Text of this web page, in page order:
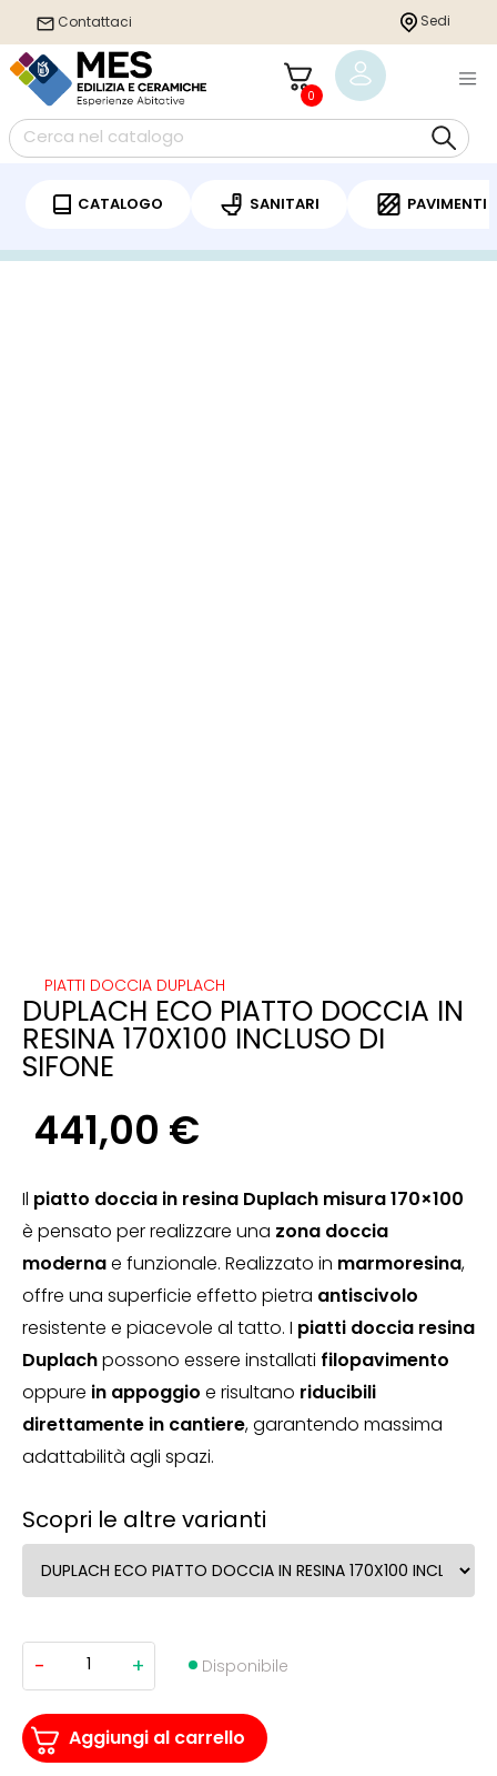
Contattaci Sedi
0
CATALOGO SANITARI PAVIMENTI
/Sanitari /Piatto doccia
/ DUPLACH ECO PIATTO DOCCIA IN RESINA
PIATTI DOCCIA DUPLACH
DUPLACH ECO PIATTO DOCCIA IN
RESINA 170X100 INCLUSO DI
SIFONE
441,00 €
Il piatto doccia in resina Duplach misura 170×100
è pensato per realizzare una zona doccia
modernae funzionale. Realizzato in marmoresina,
offre una superficie effetto pietra antiscivolo
resistente e piacevole al tatto. I piatti doccia resina
Duplachpossono essere installati filopavimento
oppure in appoggio e risultano riducibili
direttamente in cantiere, garantendo massima
adattabilità agli spazi.
Scopri le altre varianti
-
DUPLACH
PIATTO
DOCCIA
RESINA
170X100
+ Disponibile
Aggiungi al carrello